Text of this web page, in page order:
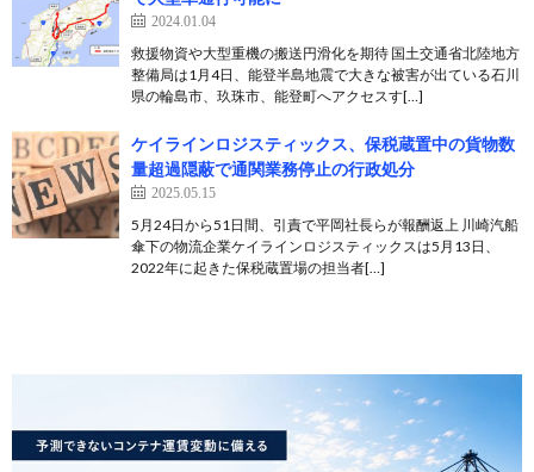
2024.01.04
救援物資や大型重機の搬送円滑化を期待 国土交通省北陸地方
整備局は1月4日、能登半島地震で大きな被害が出ている石川
県の輪島市、玖珠市、能登町へアクセスす[…]
ケイラインロジスティックス、保税蔵置中の貨物数
量超過隠蔽で通関業務停止の行政処分
2025.05.15
5月24日から51日間、引責で平岡社長らが報酬返上 川崎汽船
傘下の物流企業ケイラインロジスティックスは5月13日、
2022年に起きた保税蔵置場の担当者[…]